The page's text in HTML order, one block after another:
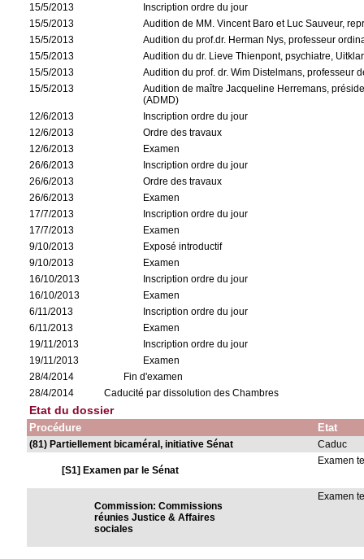
15/5/2013
Inscription ordre du jour
15/5/2013
Audition de MM. Vincent Baro et Luc Sauveur,
15/5/2013
Audition du prof.dr. Herman Nys, professeur
15/5/2013
Audition du dr. Lieve Thienpont, psychiatre,
15/5/2013
Audition du prof. dr. Wim Distelmans, professeur
15/5/2013
Audition de maître Jacqueline Herremans,
(ADMD)
12/6/2013
Inscription ordre du jour
12/6/2013
Ordre des travaux
12/6/2013
Examen
26/6/2013
Inscription ordre du jour
26/6/2013
Ordre des travaux
26/6/2013
Examen
17/7/2013
Inscription ordre du jour
17/7/2013
Examen
9/10/2013
Exposé introductif
9/10/2013
Examen
16/10/2013
Inscription ordre du jour
16/10/2013
Examen
6/11/2013
Inscription ordre du jour
6/11/2013
Examen
19/11/2013
Inscription ordre du jour
19/11/2013
Examen
28/4/2014
Fin d'examen
28/4/2014
Caducité par dissolution des Chambres
Etat du dossier
Procédure Etat
(81) Partiellement bicaméral, initiative Sénat Caduc
[S1] Examen par le Sénat
Examen
Commission: Commissions
réunies Justice & Affaires
sociales
Examen